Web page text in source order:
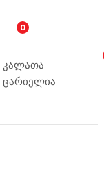
0
კალათა
ცარიელია